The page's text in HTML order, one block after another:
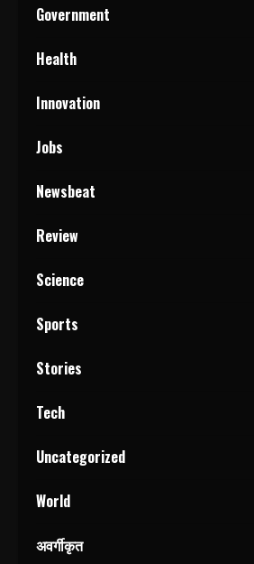
Government
Health
Innovation
Jobs
Newsbeat
Review
Science
Sports
Stories
Tech
Uncategorized
World
अवर्गीकृत